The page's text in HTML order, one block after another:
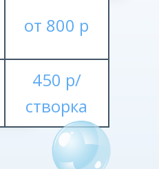
от 800 р
450 р/
створка